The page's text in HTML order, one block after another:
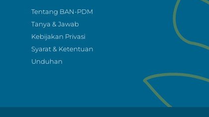
Tentang BAN-PDM
Tanya & Jawab
Kebijakan Privasi
Syarat & Ketentuan
Unduhan